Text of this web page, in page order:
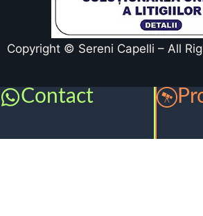
Copyright © Sereni Capelli – All
Contact